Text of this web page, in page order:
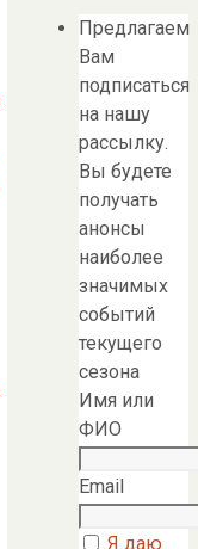
Предлагаем
Вам
подписаться
на нашу
рассылку.
Вы будете
получать
анонсы
наиболее
значимых
событий
текущего
сезона
Имя или
ФИО
Email
Я даю